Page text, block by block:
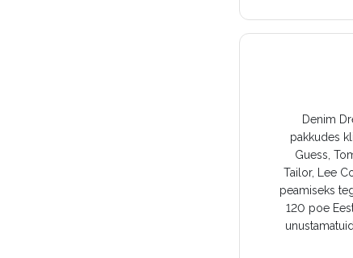
Denim
pakkudes
Guess,
Tailor, Lee
peamiseks
120 poe